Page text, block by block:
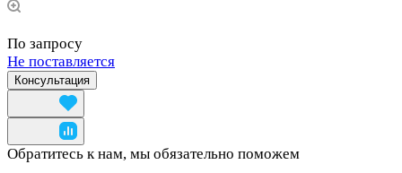
По запросу
Не поставляется
Консультация
Обратитесь к нам, мы обязательно поможем